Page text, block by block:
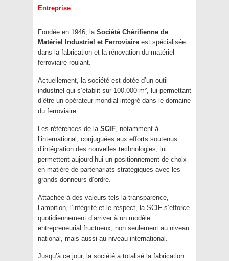
Entreprise
Fondée en 1946, la Société Chérifienne de
Matériel Industriel et Ferroviaire est spécialisée
dans la fabrication et la rénovation du matériel
ferroviaire roulant.
Actuellement, la société est dotée d’un outil
industriel qui s’établit sur 100.000 m², lui permettant
d’être un opérateur mondial intégré dans le domaine
du ferroviaire.
Les références de la SCIF, notamment à
l’international, conjuguées aux efforts soutenus
d’intégration des nouvelles technologies, lui
permettent aujourd’hui un positionnement de choix
en matière de partenariats stratégiques avec les
grands donneurs d’ordre.
Attachée à des valeurs tels la transparence,
l’ambition, l’intégrité et le respect, la SCIF s’efforce
quotidiennement d’arriver à un modèle
entrepreneurial fructueux, non seulement au niveau
national, mais aussi au niveau international.
Jusqu’à ce jour, la société a totalisé la fabrication